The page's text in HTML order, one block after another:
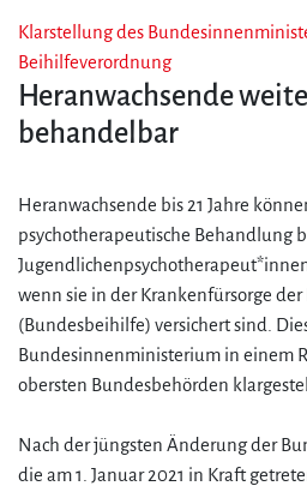
Klarstellung des
Beihilfeverordnung
Heranwachsende
behandelbar
Heranwachsende bis 21 Jahre
psychotherapeutische Behandlung
wenn sie in der Krankenfürsorge
(Bundesbeihilfe) versichert sind.
Bundesinnenministerium in einem
obersten Bundesbehörden
Nach der jüngsten Änderung der
die am 1. Januar 2021 in Kraft